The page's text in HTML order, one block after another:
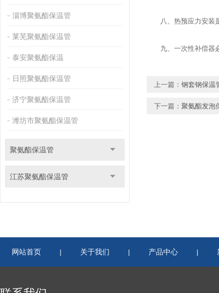
淄博聚氨酯保温管
莱芜聚氨酯保温管
泰安聚氨酯保温
日照聚氨酯保温管
济宁聚氨酯保温管
潍坊市聚氨酯保温管
聚氨酯保温管
江苏聚氨酯保温管
八、热预应力安装是
九、一次性补偿器必
上一篇： 钢套钢保温
下一篇： 聚氨酯发泡
网站首页 | 关于我们 | 产品中心 |